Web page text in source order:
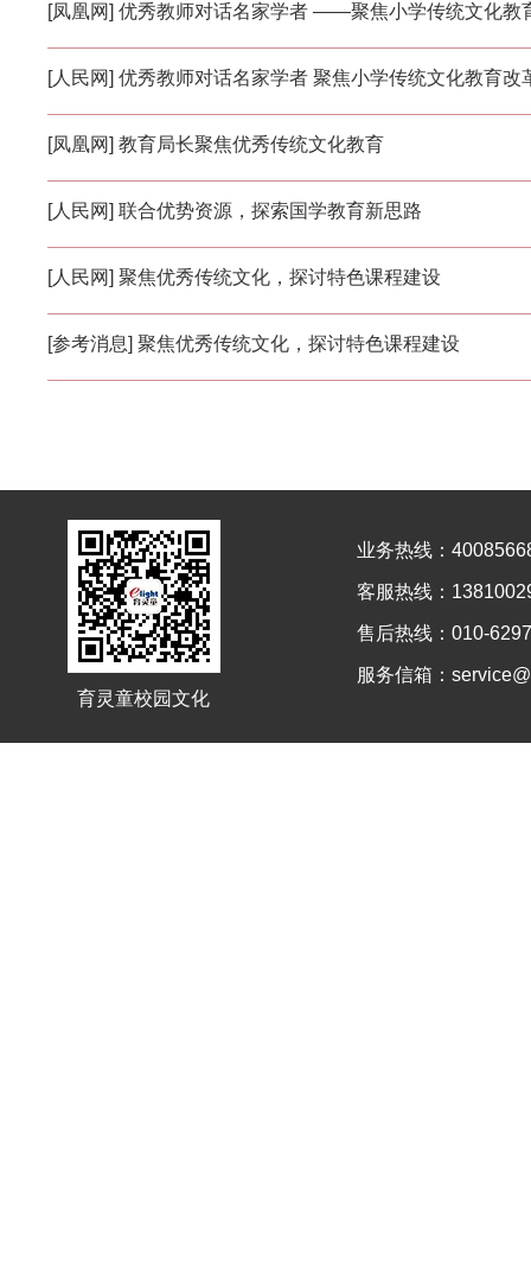
[凤凰网] 优秀教师对话名家学者 ——聚焦小学传统文化教
[人民网] 优秀教师对话名家学者 聚焦小学传统文化教育改
[凤凰网] 教育局长聚焦优秀传统文化教育
[人民网] 联合优势资源，探索国学教育新思路
[人民网] 聚焦优秀传统文化，探讨特色课程建设
[参考消息] 聚焦优秀传统文化，探讨特色课程建设
育灵童校园文化
业务热线：
客服热线：
售后热线：010-
服务信箱：